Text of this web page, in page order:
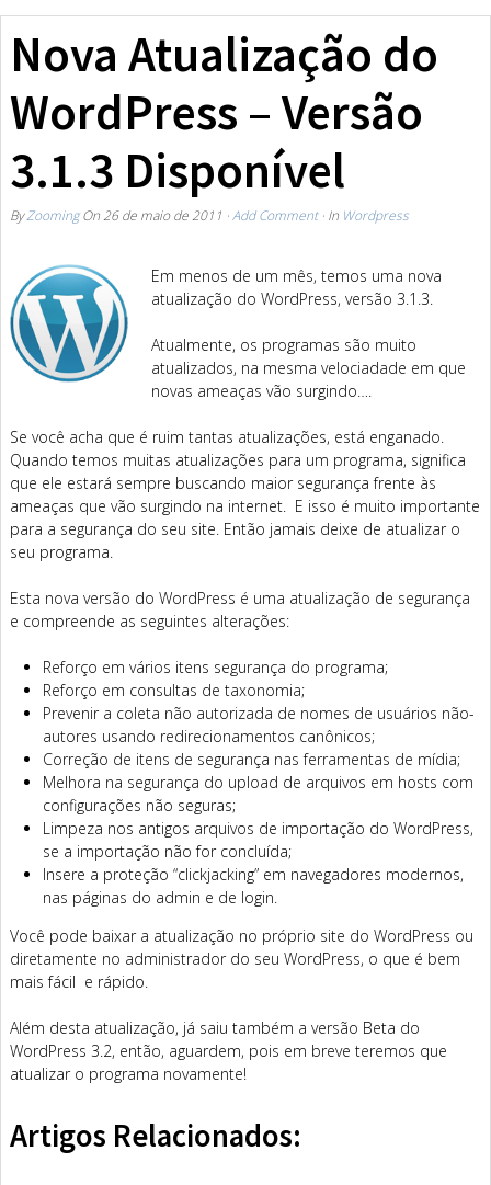
Nova Atualização do
WordPress – Versão
3.1.3 Disponível
ByZoomingOn 26 de maio de 2011 · Add Comment· In Wordpress
Em menos de um mês, temos uma nova
atualização do WordPress, versão 3.1.3.
Atualmente, os programas são muito
atualizados, na mesma velociadade em que
novas ameaças vão surgindo….
Se você acha que é ruim tantas atualizações, está enganado.
Quando temos muitas atualizações para um programa, significa
que ele estará sempre buscando maior segurança frente às
ameaças que vão surgindo na internet. E isso é muito importante
para a segurança do seu site. Então jamais deixe de atualizar o
seu programa.
Esta nova versão do WordPress é uma atualização de segurança
e compreende as seguintes alterações:
Reforço em vários itens segurança do programa;
Reforço em consultas de taxonomia;
Prevenir a coleta não autorizada de nomes de usuários não-
autores usando redirecionamentos canônicos;
Correção de itens de segurança nas ferramentas de mídia;
Melhora na segurança do upload de arquivos em hosts com
configurações não seguras;
Limpeza nos antigos arquivos de importação do WordPress,
se a importação não for concluída;
Insere a proteção “clickjacking” em navegadores modernos,
nas páginas do admin e de login.
Você pode baixar a atualização no próprio site do WordPress ou
diretamente no administrador do seu WordPress, o que é bem
mais fácil e rápido.
Além desta atualização, já saiu também a versão Beta do
WordPress 3.2, então, aguardem, pois em breve teremos que
atualizar o programa novamente!
Artigos Relacionados: